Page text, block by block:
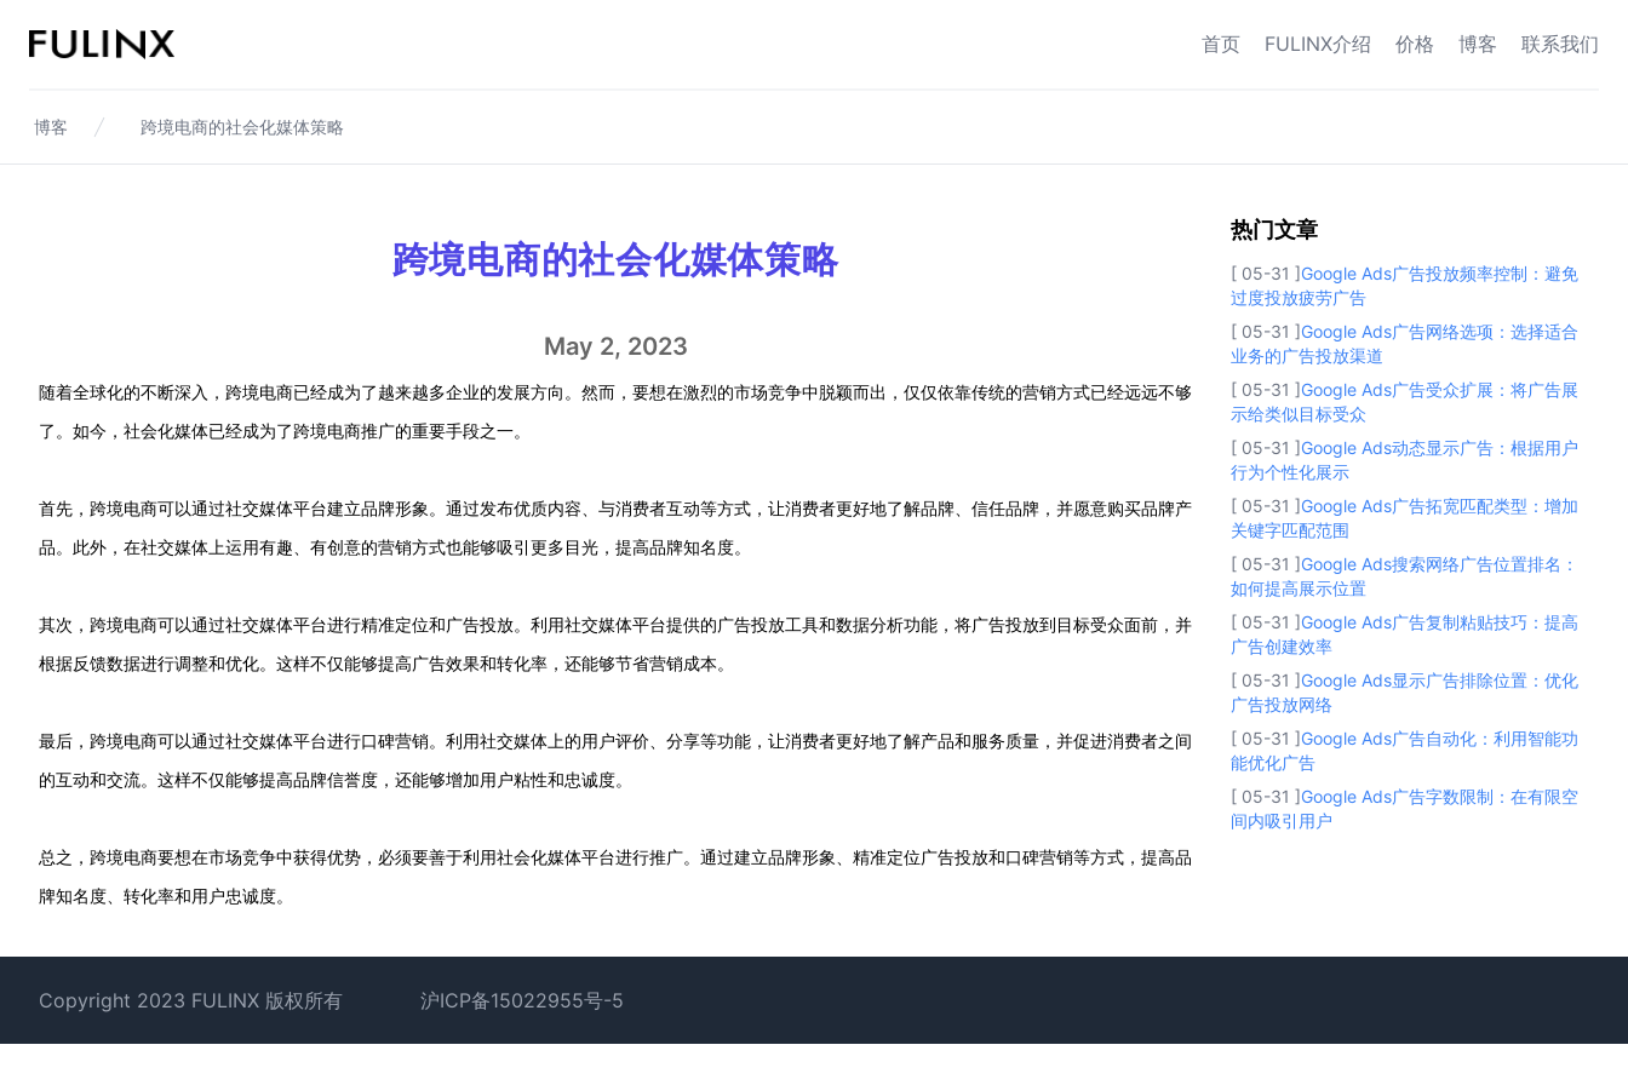
Fulinx-跨境电商独立站自建站平台 首页 FULINX介绍 价格 博客 联系我们
博客 跨境电商的社会化媒体策略
跨境电商的社会化媒体策略
May 2, 2023
随着全球化的不断深入，跨境电商已经成为了越来越多企业的发展方向。然而，要想在激烈的市场竞争中脱颖而出，仅仅依靠传统的营销方式已经远远不够
了。如今，社会化媒体已经成为了跨境电商推广的重要手段之一。
首先，跨境电商可以通过社交媒体平台建立品牌形象。通过发布优质内容、与消费者互动等方式，让消费者更好地了解品牌、信任品牌，并愿意购买品牌产
品。此外，在社交媒体上运用有趣、有创意的营销方式也能够吸引更多目光，提高品牌知名度。
其次，跨境电商可以通过社交媒体平台进行精准定位和广告投放。利用社交媒体平台提供的广告投放工具和数据分析功能，将广告投放到目标受众面前，并
根据反馈数据进行调整和优化。这样不仅能够提高广告效果和转化率，还能够节省营销成本。
最后，跨境电商可以通过社交媒体平台进行口碑营销。利用社交媒体上的用户评价、分享等功能，让消费者更好地了解产品和服务质量，并促进消费者之间
的互动和交流。这样不仅能够提高品牌信誉度，还能够增加用户粘性和忠诚度。
总之，跨境电商要想在市场竞争中获得优势，必须要善于利用社会化媒体平台进行推广。通过建立品牌形象、精准定位广告投放和口碑营销等方式，提高品
牌知名度、转化率和用户忠诚度。
热门文章
[ 05-31 ]Google Ads广告投放频率控制：避免
过度投放疲劳广告
[ 05-31 ]Google Ads广告网络选项：选择适合
业务的广告投放渠道
[ 05-31 ]Google Ads广告受众扩展：将广告展
示给类似目标受众
[ 05-31 ]Google Ads动态显示广告：根据用户
行为个性化展示
[ 05-31 ]Google Ads广告拓宽匹配类型：增加
关键字匹配范围
[ 05-31 ]Google Ads搜索网络广告位置排名：
如何提高展示位置
[ 05-31 ]Google Ads广告复制粘贴技巧：提高
广告创建效率
[ 05-31 ]Google Ads显示广告排除位置：优化
广告投放网络
[ 05-31 ]Google Ads广告自动化：利用智能功
能优化广告
[ 05-31 ]Google Ads广告字数限制：在有限空
间内吸引用户
Copyright 2023 FULINX 版权所有 沪ICP备15022955号-5